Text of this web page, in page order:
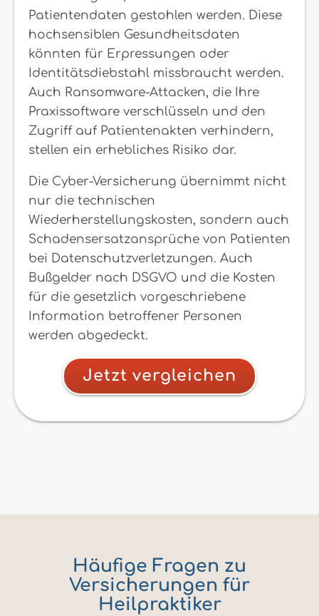
Patientendaten gestohlen werden. Diese
hochsensiblen Gesundheitsdaten
könnten für Erpressungen oder
Identitätsdiebstahl missbraucht werden.
Auch Ransomware-Attacken, die Ihre
Praxissoftware verschlüsseln und den
Zugriff auf Patientenakten verhindern,
stellen ein erhebliches Risiko dar.
Die Cyber-Versicherung übernimmt nicht
nur die technischen
Wiederherstellungskosten, sondern auch
Schadensersatzansprüche von Patienten
bei Datenschutzverletzungen. Auch
Bußgelder nach DSGVO und die Kosten
für die gesetzlich vorgeschriebene
Information betroffener Personen
werden abgedeckt.
Jetzt vergleichen
Häufige Fragen zu
Versicherungen für
Heilpraktiker